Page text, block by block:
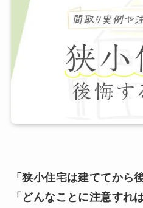
「狭小住宅は建ててから
「どんなことに注意すれ